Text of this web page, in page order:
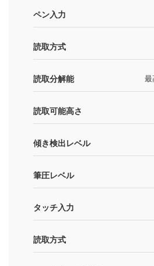
ペン入力
読取方式
読取分解能
読取可能高さ
傾き検出レベル
筆圧レベル
タッチ入力
読取方式